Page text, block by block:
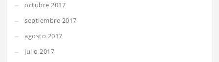
octubre 2017
septiembre 2017
agosto 2017
julio 2017